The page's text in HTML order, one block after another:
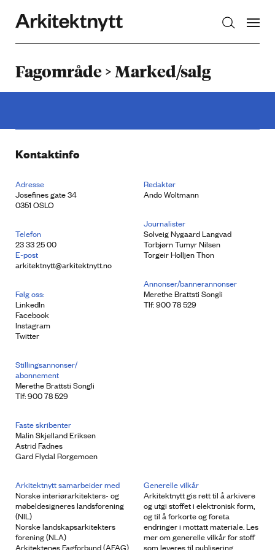
Fagområde > Marked/salg
Kontaktinfo
Adresse
Josefines gate 34
0351 OSLO
Telefon
23 33 25 00
E-post
arkitektnytt@arkitektnytt.no
Følg oss:
LinkedIn
Facebook
Instagram
Twitter
Redaktør
Ando Woltmann
Journalister
Solveig Nygaard Langvad
Torbjørn Tumyr Nilsen
Torgeir Holljen Thon
Annonser/bannerannonser
Merethe Brattsti Songli
Tlf: 900 78 529
Stillingsannonser/
abonnement
Merethe Brattsti Songli
Tlf: 900 78 529
Faste skribenter
Malin Skjelland Eriksen
Astrid Fadnes
Gard Flydal Rorgemoen
Arkitektnytt samarbeider med
Norske interiørarkitekters- og
møbeldesigneres landsforening
(NIL)
Norske landskapsarkitekters
forening (NLA)
Arkitektenes Fagforbund (AFAG)
Generelle vilkår
Arkitektnytt gis rett til å arkivere
og utgi stoffet i elektronisk form,
og til å forkorte og foreta
endringer i mottatt materiale. Les
mer om generelle vilkår for stoff
som leveres til publisering.